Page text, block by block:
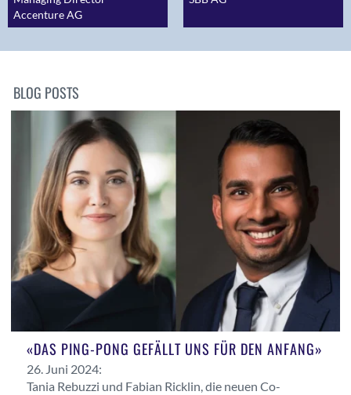
Accenture AG
BLOG POSTS
«DAS PING-PONG GEFÄLLT UNS FÜR DEN ANFANG»
26. Juni 2024:
Tania Rebuzzi und Fabian Ricklin, die neuen Co-